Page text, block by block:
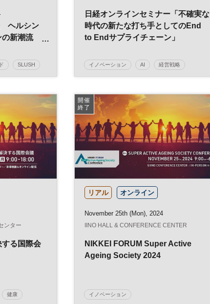
ヘルシン
の新潮流
渋谷修
ーショ
SLUSH
日経オンラインセミナー「不確実な
時代の新たな打ち手としてのEnd
to Endサプライチェーン」
イノベーション AI 経営戦略
参加無料 日経オンラインセミナー
ンター
る国際会
健康
開催
終了
リアル オンライン
November 25th (Mon), 2024
IINO HALL & CONFERENCE CENTER
NIKKEI FORUM Super Active
Ageing Society 2024
イノベーション